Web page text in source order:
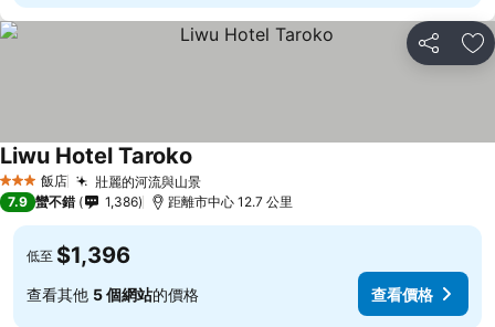
分享 加
3 星級 飯店 壯麗的河流與山景
Liwu Hotel Taroko
7.9 蠻不錯 1,386 距離市中心 12.7 公里
低至 $1,396
查看其他 5 個網站的價格 查看價格